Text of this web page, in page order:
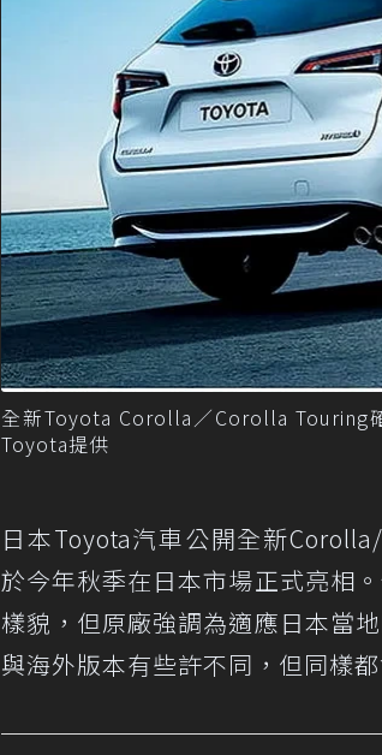
全新Toyota Corolla／Corolla Touring
Toyota提供
日本Toyota汽車公開全新
於今年秋季在日本市場正式亮相
樣貌，但原廠強調為適應日本當
與海外版本有些許不同，但同樣